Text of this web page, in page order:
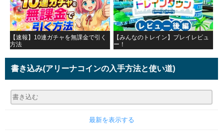
【速報】10連ガチャを無課金で引く
方法
【みんなのトレイン】プレイレビュ
ー！
書き込み(アリーナコインの入手方法と使い道)
最新を表示する